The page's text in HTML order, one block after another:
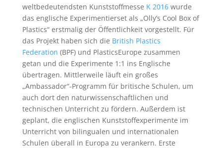
weltbedeutendsten Kunststoffmesse K 2016wurde
das englische Experimentierset als „Olly’s Cool Box of
Plastics“ erstmalig der Öffentlichkeit vorgestellt. Für
das Projekt haben sich die British Plastics
Federation (BPF) und PlasticsEurope zusammen
getan und die Experimente 1:1 ins Englische
übertragen. Mittlerweile läuft ein großes
„Ambassador“-Programm für britische Schulen, um
auch dort den naturwissenschaftlichen und
technischen Unterricht zu fördern. Außerdem ist
geplant, die englischen Kunststoffexperimente im
Unterricht von bilingualen und internationalen
Schulen überall in Europa zu verankern. Erste